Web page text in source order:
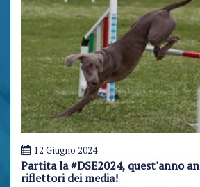
12 Giugno 2024
Partita la #DSE2024, quest'anno
riflettori dei media!